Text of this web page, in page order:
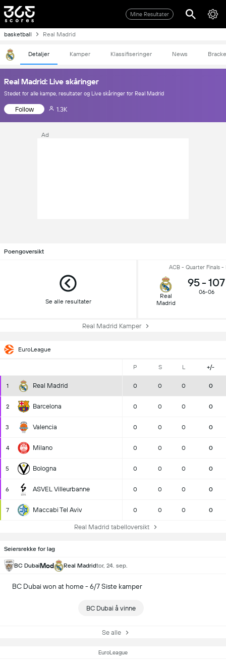
Mine Resultater
basketball Real Madrid
Detaljer Kamper Klassifiseringer News
Real Madrid: Live skåringer
Stedet for alle kampe, resultater og Live skåringer for Real Madrid
Follow 1.3K
Ad
Poengoversikt
Se alle resultater
ACB - Quarter Finals -
Real
Madrid
95- 107
06-06
Real Madrid Kamper
EuroLeague
P S L +/-
1 Real Madrid 0 0 0 0
2 Barcelona 0 0 0 0
3 Valencia 0 0 0 0
4 Milano 0 0 0 0
5 Bologna 0 0 0 0
6 ASVEL Villeurbanne 0 0 0 0
7 Maccabi Tel Aviv 0 0 0 0
Real Madrid tabelloversikt
Seiersrekke for lag
BC DubaiMod Real Madridtor, 24. sep.
BC Dubai won at home - 6/7 Siste kamper
BC Dubai å vinne
Se alle
EuroLeague